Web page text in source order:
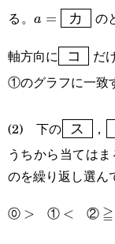
\boxed{\text{
る。a = カ の
軸方向に
コ }}
コ だ
①のグラフに一致
(2) 下の
ス }}
ス ，
うちから当ては
のを繰り返し選ん
⓪ >
> ① <
< ② ≧